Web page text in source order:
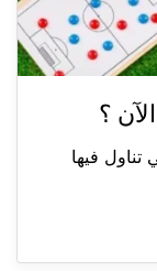
؟
تناول فيها